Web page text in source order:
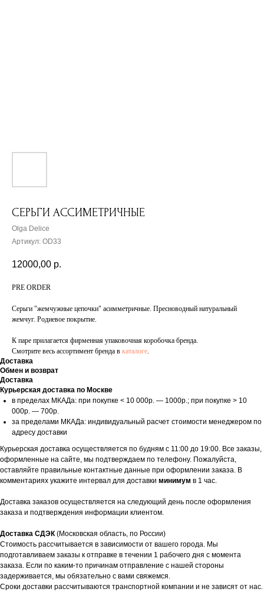
СЕРЬГИ АССИМЕТРИЧНЫЕ
Olga Delice
Артикул: OD33
12000,00 р.
PRE ORDER
Серьги "жемчужные цепочки" асимметричные. Пресноводный натуральный
жемчуг. Родиевое покрытие.
К паре прилагается фирменная упаковочная коробочка бренда.
Смотрите весь ассортимент бренда в каталоге.
Доставка
Обмен и возврат
Доставка
Курьерская доставка по Москве
в пределах МКАДа: при покупке < 10 000р. — 1000р.; при покупке > 10
000р. — 700р.
за пределами МКАДа: индивидуальный расчет стоимости менеджером по
адресу доставки
Курьерская доставка осуществляется по будням с 11:00 до 19:00. Все заказы,
оформленные на сайте, мы подтверждаем по телефону. Пожалуйста,
оставляйте правильные контактные данные при оформлении заказа. В
комментариях укажите интервал для доставки минимум в 1 час.
Доставка заказов осуществляется на следующий день после оформления
заказа и подтверждения информации клиентом.
Доставка СДЭК(Московская область, по России)
Стоимость рассчитывается в зависимости от вашего города. Мы
подготавливаем заказы к отправке в течении 1 рабочего дня с момента
заказа. Если по каким-то причинам отправление с нашей стороны
задерживается, мы обязательно с вами свяжемся.
Сроки доставки рассчитываются транспортной компании и не зависят от нас.